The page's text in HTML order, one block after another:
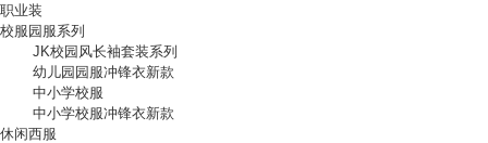
职业装
校服园服系列
JK校园风长袖套装系列
幼儿园园服冲锋衣新款
中小学校服
中小学校服冲锋衣新款
休闲西服